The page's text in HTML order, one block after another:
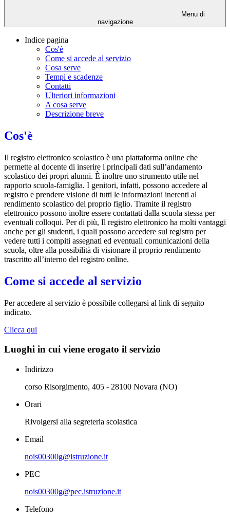
Menu di
navigazione
Indice pagina
Cos'è
Come si accede al servizio
Cosa serve
Tempi e scadenze
Contatti
Ulteriori informazioni
A cosa serve
Descrizione breve
Cos'è
Il registro elettronico scolastico è una piattaforma online che
permette al docente di inserire i principali dati sull’andamento
scolastico dei propri alunni. È inoltre uno strumento utile nel
rapporto scuola-famiglia. I genitori, infatti, possono accedere al
registro e prendere visione di tutti le informazioni inerenti al
rendimento scolastico del proprio figlio. Tramite il registro
elettronico possono inoltre essere contattati dalla scuola stessa per
eventuali colloqui. Per di più, Il registro elettronico ha molti vantaggi
anche per gli studenti, i quali possono accedere sul registro per
vedere tutti i compiti assegnati ed eventuali comunicazioni della
scuola, oltre alla possibilità di visionare il proprio rendimento
trascritto all’interno del registro online.
Come si accede al servizio
Per accedere al servizio è possibile collegarsi al link di seguito
indicato.
Clicca qui
Luoghi in cui viene erogato il servizio
Indirizzo
corso Risorgimento, 405 - 28100 Novara (NO)
Orari
Rivolgersi alla segreteria scolastica
Email
nois00300g@istruzione.it
PEC
nois00300g@pec.istruzione.it
Telefono